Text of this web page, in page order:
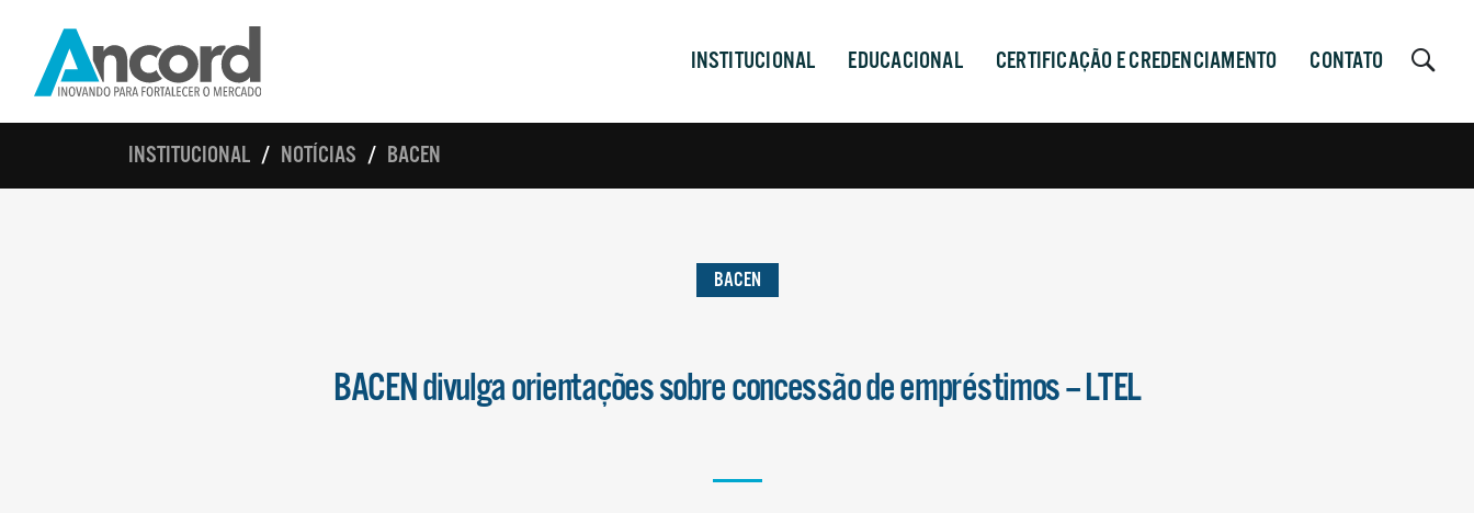
INSTITUCIONAL EDUCACIONAL CERTIFICAÇÃO E CREDENCIAMENTO CONTATO
INSTITUCIONAL NOTÍCIAS BACEN
BACEN
BACEN divulga orientações sobre concessão de empréstimos – LTEL